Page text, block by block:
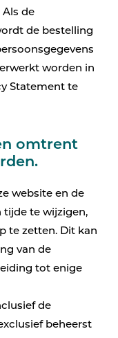
Als de
de bestelling
worden in
Statement te
omtrent
website en de
tijde te wijzigen,
te zetten. Dit kan
van de
tot enige
de
beheerst